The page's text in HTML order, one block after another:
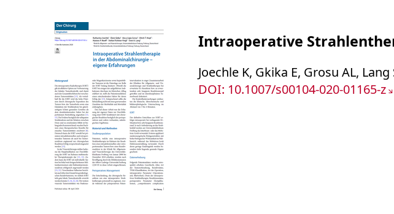
Intraoperative
Joechle K, Gkika E, Grosu AL,
DOI: 10.1007/s00104-020-01165-z